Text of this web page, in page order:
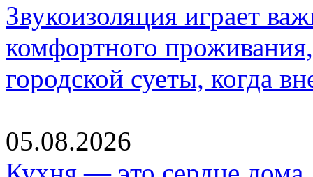
Звукоизоляция играет
комфортного
городской суеты, когда
05.08.2026